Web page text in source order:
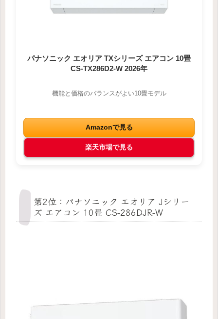
パナソニック エオリア TXシリーズ エアコン 10畳
CS-TX286D2-W 2026年
機能と価格のバランスがよい10畳モデル
Amazonで見る
楽天市場で見る
第2位：パナソニック エオリア Jシリー
ズ エアコン 10畳 CS-286DJR-W